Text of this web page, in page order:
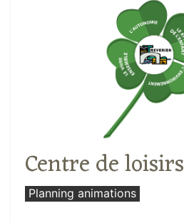
Centre de loisirs
Planning animations